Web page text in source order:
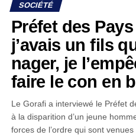
SOCIÉTÉ
Préfet des
j’avais un fils
nager, je
faire le con en
Le Gorafi a interviewé le Préfet
à la disparition d’un jeune
forces de l’ordre qui sont